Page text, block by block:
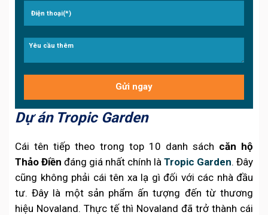
Dự án Tropic Garden
Cái tên tiếp theo trong top 10 danh sách căn hộ
Thảo Điền đáng giá nhất chính là Tropic Garden. Đây
cũng không phải cái tên xa lạ gì đối với các nhà đầu
tư. Đây là một sản phẩm ấn tượng đến từ thương
hiệu Novaland. Thực tế thì Novaland đã trở thành cái